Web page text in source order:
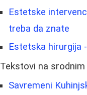
Estetske
treba da znate
Estetska hirurgija
Tekstovi na
Savremeni